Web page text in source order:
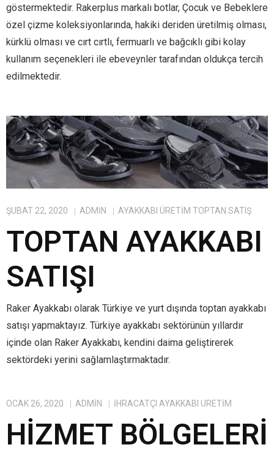
göstermektedir. Rakerplus markalı botlar, Çocuk ve Bebeklere
özel çizme koleksiyonlarında, hakiki deriden üretilmiş olması,
kürklü olması ve cırt cırtlı, fermuarlı ve bağcıklı gibi kolay
kullanım seçenekleri ile ebeveynler tarafından oldukça tercih
edilmektedir.
ŞUBAT 22, 2020 ADMIN AYAKKABI ÜRETIM TOPTAN SATIŞ
TOPTAN AYAKKABI
SATIŞI
Raker Ayakkabı olarak Türkiye ve yurt dışında toptan ayakkabı
satışı yapmaktayız. Türkiye ayakkabı sektörünün yıllardır
içinde olan Raker Ayakkabı, kendini daima geliştirerek
sektördeki yerini sağlamlaştırmaktadır.
OCAK 26, 2020 ADMIN IHRACATÇI AYAKKABI ÜRETIM
HIZMET BÖLGELERI